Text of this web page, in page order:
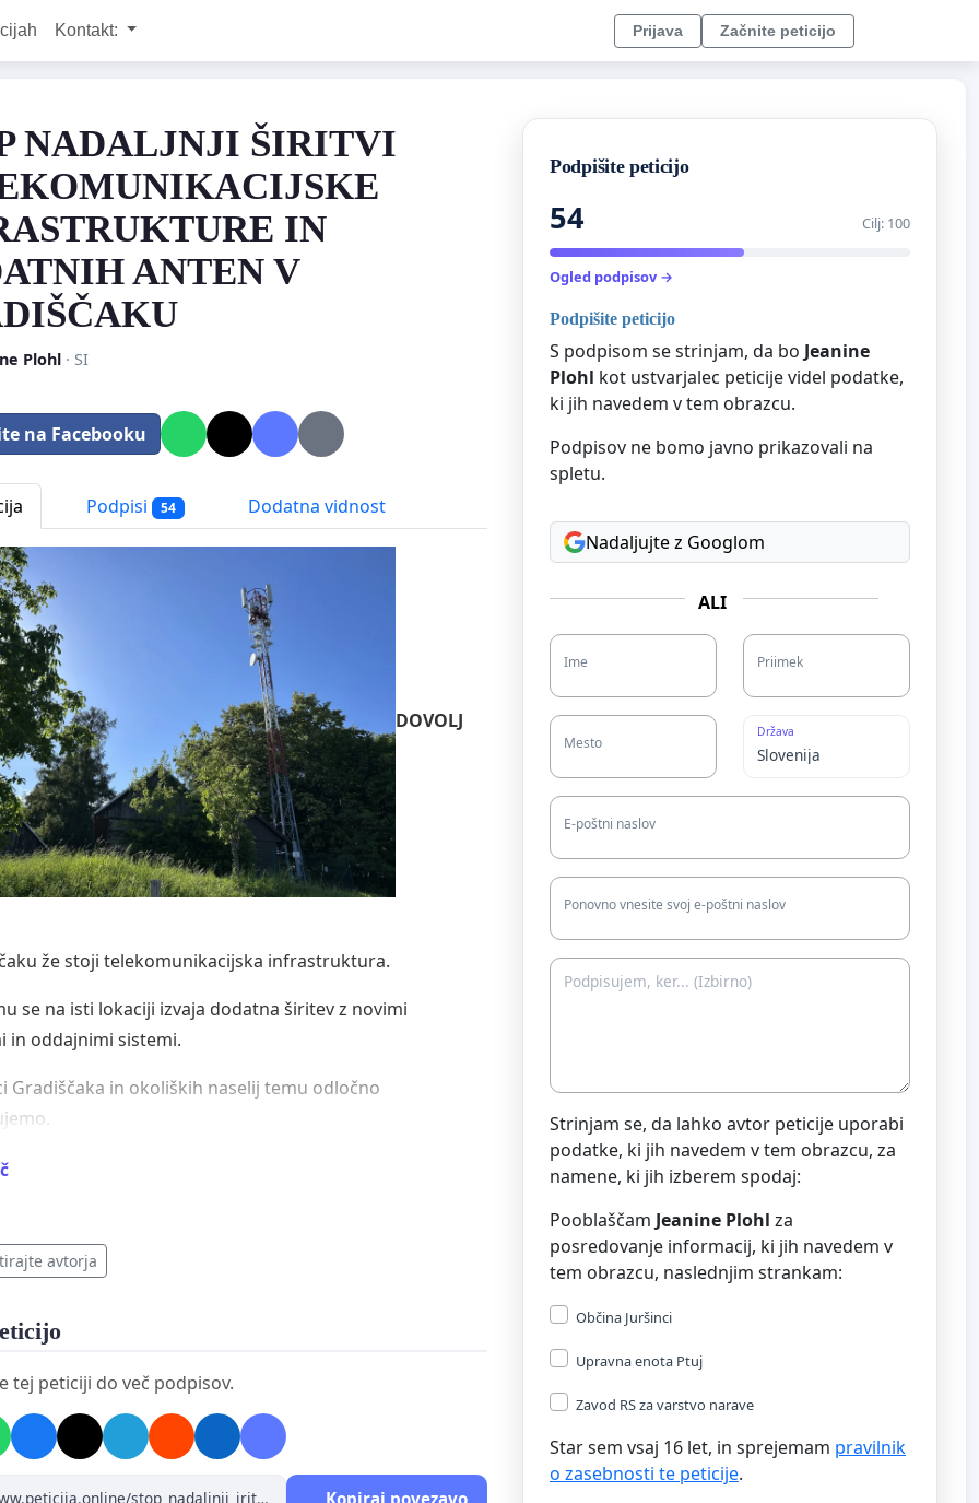
Kontakt: Prijava Začnite peticijo
NADALJNJI ŠIRITVI
IN
ANTEN V
Plohl· SI
na Facebooku
Podpisi 54 Dodatna vidnost
DOVOLJ
že stoji telekomunikacijska infrastruktura.
se na isti lokaciji izvaja dodatna širitev z novimi
in oddajnimi sistemi.
Gradiščaka in okoliških naselij temu odločno
dodatnih anten.
nadaljnjih širitev telekomunikacijske infrastrukture na
morajo biti prebivalci vključeni v odločitve, ki
vplivajo na njihovo življenjsko okolje.
avtorja
tej peticiji do več podpisov.
Kopiraj povezavo
Podpišite peticijo
54 Cilj: 100
Ogled podpisov →
Podpišite peticijo
S podpisom se strinjam, da bo Jeanine
Plohl kot ustvarjalec peticije videl podatke,
ki jih navedem v tem obrazcu.
Podpisov ne bomo javno prikazovali na
spletu.
Nadaljujte z Googlom
ALI
Ime Priimek
Mesto
Država
E-poštni naslov
Ponovno vnesite svoj e-poštni naslov
Strinjam se, da lahko avtor peticije uporabi
podatke, ki jih navedem v tem obrazcu, za
namene, ki jih izberem spodaj:
Pooblaščam Jeanine Plohl za
posredovanje informacij, ki jih navedem v
tem obrazcu, naslednjim strankam:
Občina Juršinci
Upravna enota Ptuj
Zavod RS za varstvo narave
Star sem vsaj 16 let, in sprejemam pravilnik
o zasebnosti te peticije.